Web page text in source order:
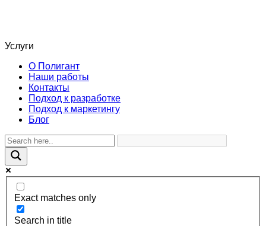
Услуги
О Полигант
Наши работы
Контакты
Подход к разработке
Подход к маркетингу
Блог
Exact matches only
Search in title